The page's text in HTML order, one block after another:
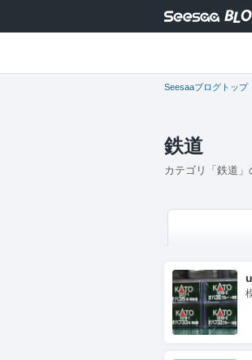
Seesaaブログトップ
鉄道
カテゴリ「鉄道」